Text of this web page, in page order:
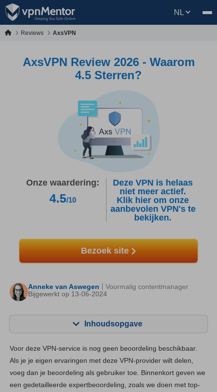
NL
Reviews AxsVPN
AxsVPN Review 2026 - Waarom
4.5 Sterren?
Onze waardering:
4.5/10
Deze VPN is helaas
niet meer actief.
Klik hier om onze
aanbevolen VPN's te
bekijken.
Bezoek site
Anneke van Aswegen
Bijgewerkt op 13-06-2024
Voormalig contentmanager
Inhoudsopgave
Belangrijkste functies 4.0
Installatie en apps 5.2
Voor deze VPN-service is nog geen beoordeling beschikbaar.
Als je je eigen ervaringen met deze VPN-provider wilt delen,
voeg dan je beoordeling als gebruiker toe. Binnenkort geven we
een gedetailleerde expertbeoordeling, zoals we doen met top-